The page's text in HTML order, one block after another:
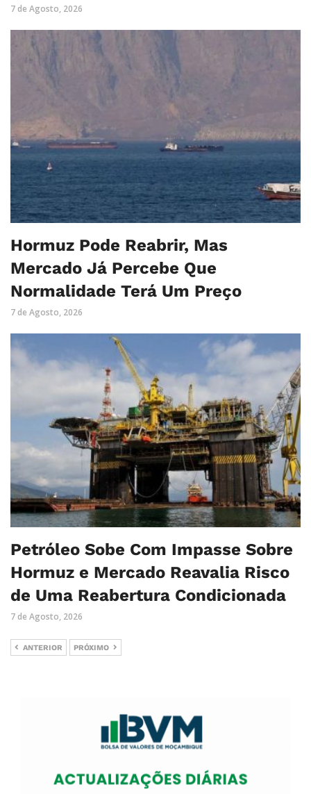
7 de Agosto, 2026
Hormuz Pode Reabrir, Mas
Mercado Já Percebe Que
Normalidade Terá Um Preço
7 de Agosto, 2026
Petróleo Sobe Com Impasse Sobre
Hormuz e Mercado Reavalia Risco
de Uma Reabertura Condicionada
7 de Agosto, 2026
ANTERIOR PRÓXIMO